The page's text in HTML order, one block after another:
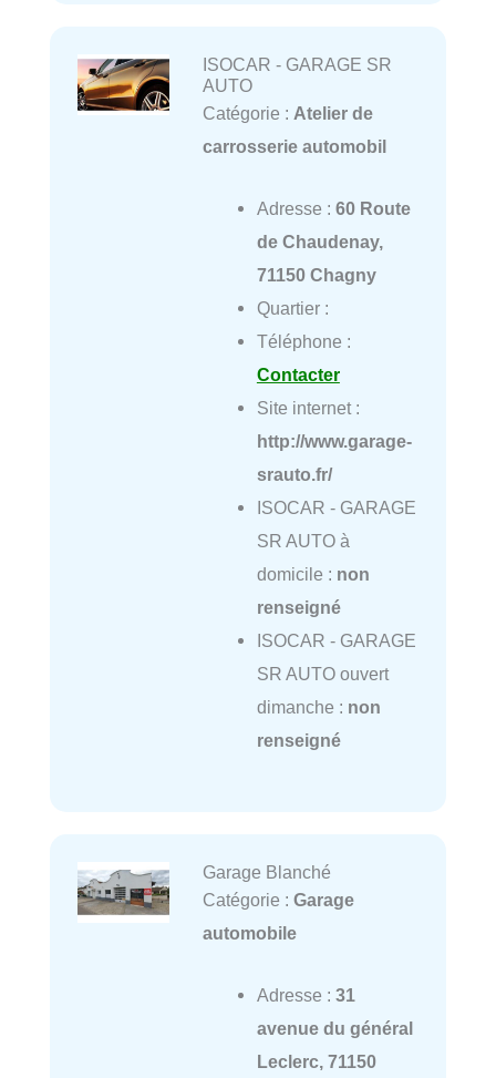
ISOCAR - GARAGE SR
AUTO
Catégorie : Atelier de
carrosserie automobil
Adresse : 60 Route
de Chaudenay,
71150 Chagny
Quartier :
Téléphone :
Contacter
Site internet :
http://www.garage-
srauto.fr/
ISOCAR - GARAGE
SR AUTO à
domicile : non
renseigné
ISOCAR - GARAGE
SR AUTO ouvert
dimanche : non
renseigné
Garage Blanché
Catégorie : Garage
automobile
Adresse : 31
avenue du général
Leclerc, 71150